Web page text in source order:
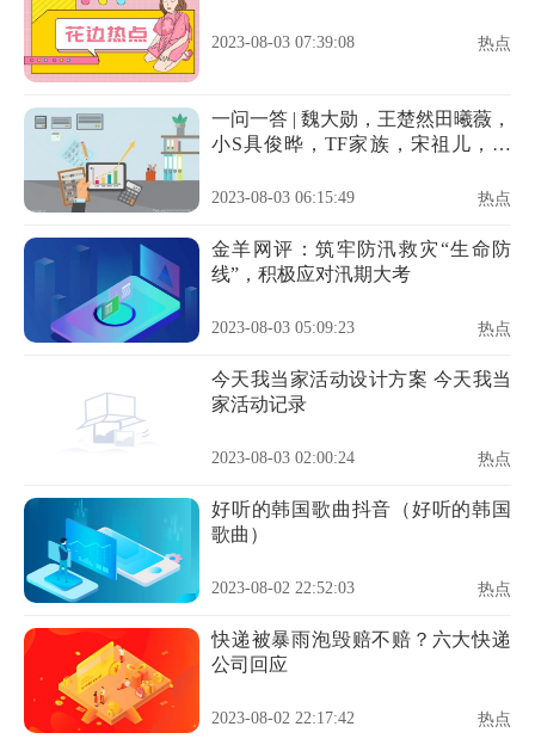
2023-08-03 07:39:08 热点
一问一答 | 魏大勋，王楚然田曦薇，
小S具俊晔，TF家族，宋祖儿，喜
2023-08-03 06:15:49 热点
金羊网评：筑牢防汛救灾“生命防
线”，积极应对汛期大考
2023-08-03 05:09:23 热点
今天我当家活动设计方案 今天我当
家活动记录
2023-08-03 02:00:24 热点
好听的韩国歌曲抖音（好听的韩国
歌曲）
2023-08-02 22:52:03 热点
快递被暴雨泡毁赔不赔？六大快递
公司回应
2023-08-02 22:17:42 热点